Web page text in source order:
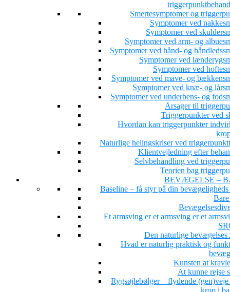
Smertesymptomer og
Symptomer ved
Symptomer ved
Symptomer ved arm- og
Symptomer ved hånd- og
Symptomer ved
Symptomer ved
Symptomer ved mave- og
Symptomer ved knæ- og
Symptomer ved underbens- og
Årsager til
Triggerpunkter ved
Hvordan kan triggerpunkter
Naturlige helingskriser ved
Klientvejledning efter
Selvbehandling ved
Teorien bag
BEVÆGELSE –
Baseline – få styr på din bevægeligheds
Et armsving er et armsving er et
Den naturlige
Hvad er naturlig praktisk og
Kunsten at
At kunne rejse
Rygsøjlebølger – flydende